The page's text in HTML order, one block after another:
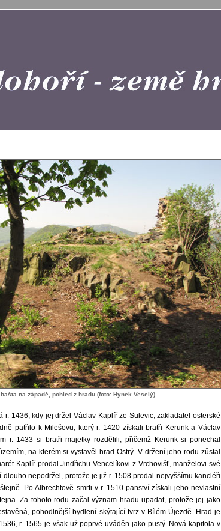
na západě, pohled z hradu (foto: Hynek Veselý)
r. 1436, kdy jej držel Václav Kaplíř ze Sulevic, zakladatel osterské
patřilo k Milešovu, který r. 1420 získali bratři Kerunk a Václav
r. 1433 si bratři majetky rozdělili, přičemž Kerunk si ponechal
na kterém si vystavěl hrad Ostrý. V držení jeho rodu zůstal
Kaplíř prodal Jindřichu Vencelíkovi z Vrchovišť, manželovi své
dlouho nepodržel, protože je již r. 1508 prodal nejvyššímu kancléři
Po Albrechtově smrti v r. 1510 panství získali jeho nevlastní
Za tohoto rodu začal význam hradu upadat, protože jej jako
pohodlnější bydlení skýtající tvrz v Bílém Újezdě. Hrad je
r. 1565 je však už poprvé uváděn jako pustý. Nová kapitola v